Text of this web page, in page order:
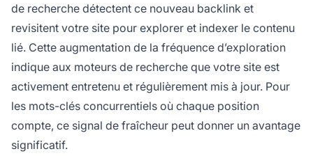
de recherche détectent ce nouveau backlink et
revisitent votre site pour explorer et indexer le contenu
lié. Cette augmentation de la fréquence d’exploration
indique aux moteurs de recherche que votre site est
activement entretenu et régulièrement mis à jour. Pour
les mots-clés concurrentiels où chaque position
compte, ce signal de fraîcheur peut donner un avantage
significatif.